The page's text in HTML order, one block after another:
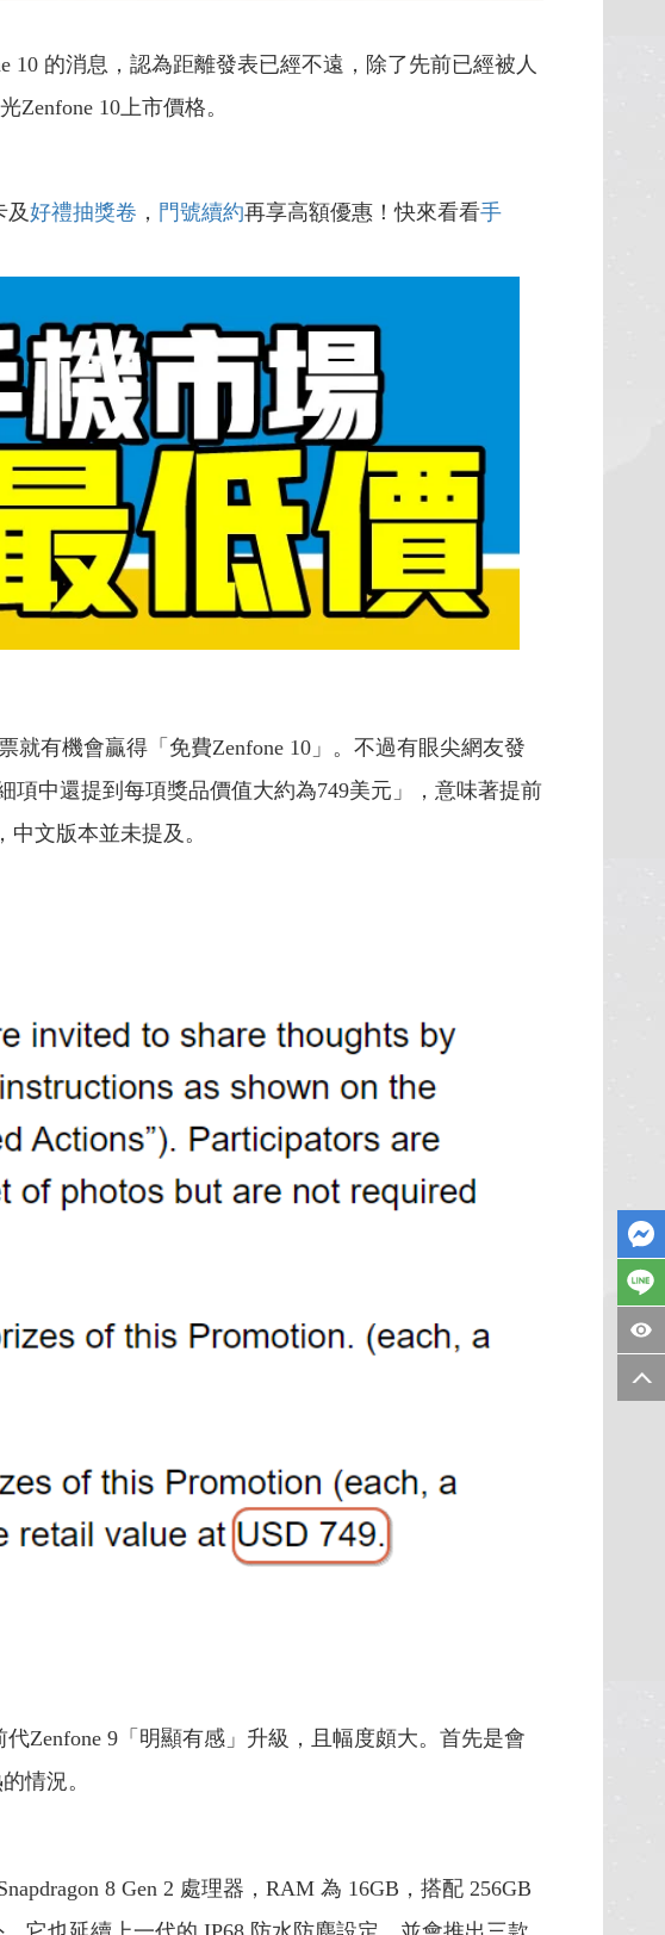
10 的消息，認為距離發表已經不遠，除了先前已經被人
10上市價格。
及好禮抽獎卷 ， 門號續約再享高額優惠！快來看看手
有機會贏得「免費Zenfone 10」。不過有眼尖網友發
項中還提到每項獎品價值大約為749美元」，意味著提前
文版本並未提及。
Zenfone 9「明顯有感」升級，且幅度頗大。首先是會
情況。
8 Gen 2 處理器，RAM 為 16GB，搭配 256GB